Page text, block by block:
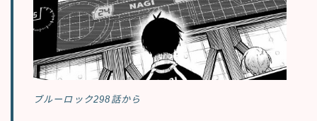
ブルーロック298話から